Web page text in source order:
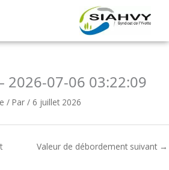
2026-07-06 03:22:09
/ Par / 6 juillet 2026
Valeur de débordement suivant →